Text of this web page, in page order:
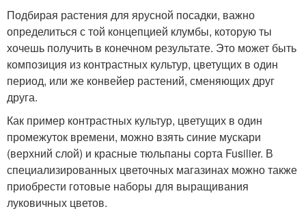
Подбирая растения для ярусной посадки, важно
определиться с той концепцией клумбы, которую ты
хочешь получить в конечном результате. Это может быть
композиция из контрастных культур, цветущих в один
период, или же конвейер растений, сменяющих друг
друга.
Как пример контрастных культур, цветущих в один
промежуток времени, можно взять синие мускари
(верхний слой) и красные тюльпаны сорта Fusilier. В
специализированных цветочных магазинах можно также
приобрести готовые наборы для выращивания
луковичных цветов.